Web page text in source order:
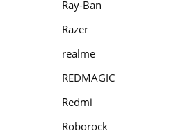
Ray-Ban
Razer
realme
REDMAGIC
Redmi
Roborock